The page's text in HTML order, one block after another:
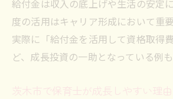
給付金は収入の底上げや生活の安定
度の活用はキャリア形成において重
実際に「給付金を活用して資格取得
ど、成長投資の一助となっている例
茨木市で保育士が成長しやすい理